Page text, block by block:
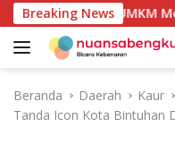
a
Breaking News
Unggulan UMKM
Beranda Daerah Kaur
Tanda Icon Kota Bintuhan